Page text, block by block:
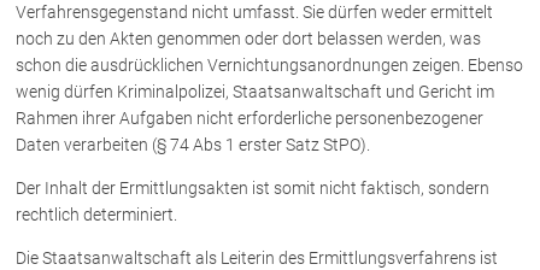
Kanzleiteam
Netzwerk
Download
Die Österreichischen Rechtsanwälte
Anwälte
Dr. Stefan Müller
Verfahrensgegenstand nicht umfasst. Sie dürfen weder ermittelt
noch zu den Akten genommen oder dort belassen werden, was
schon die ausdrücklichen Vernichtungsanordnungen zeigen. Ebenso
wenig dürfen Kriminalpolizei, Staatsanwaltschaft und Gericht im
Rahmen ihrer Aufgaben nicht erforderliche personenbezogener
Daten verarbeiten (§ 74 Abs 1 erster Satz StPO).
Der Inhalt der Ermittlungsakten ist somit nicht faktisch, sondern
rechtlich determiniert.
Die Staatsanwaltschaft als Leiterin des Ermittlungsverfahrens ist